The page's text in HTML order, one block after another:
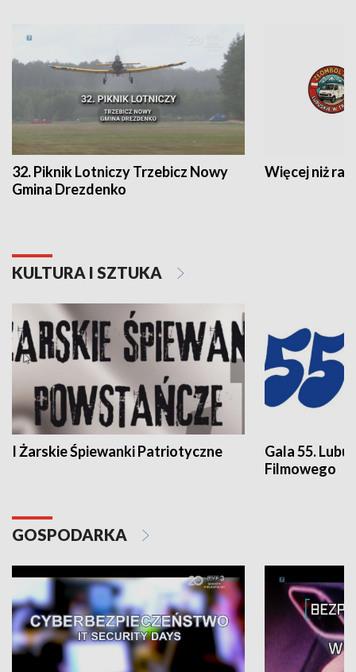
32. Piknik Lotniczy Trzebicz Nowy
Gmina Drezdenko
Więcej niż rajd
KULTURA I SZTUKA
I Żarskie Śpiewanki Patriotyczne
Gala 55.
Filmowego
GOSPODARKA